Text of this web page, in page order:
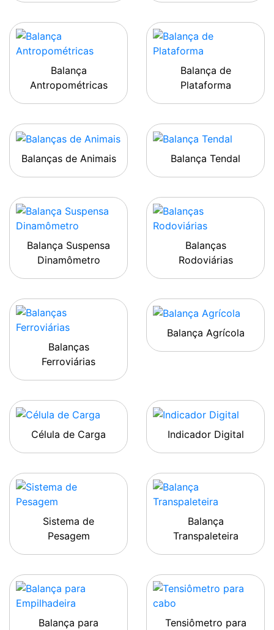
Balança
Antropométricas
Balança de
Plataforma
Balanças de Animais Balança Tendal
Balança Suspensa
Dinamômetro
Balanças
Rodoviárias
Balanças
Ferroviárias
Balança Agrícola
Célula de Carga Indicador Digital
Sistema de
Pesagem
Balança
Transpaleteira
Balança para
Tensiômetro para